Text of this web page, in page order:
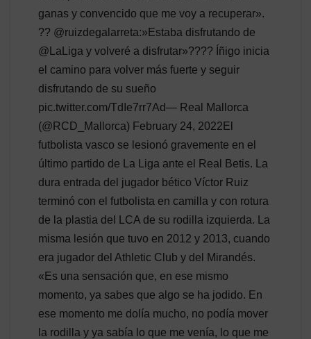
ganas y convencido que me voy a recuperar».
?? @ruizdegalarreta:»Estaba disfrutando de
@LaLiga y volveré a disfrutar»???? Íñigo inicia
el camino para volver más fuerte y seguir
disfrutando de su sueño
pic.twitter.com/TdIe7rr7Ad— Real Mallorca
(@RCD_Mallorca) February 24, 2022El
futbolista vasco se lesionó gravemente en el
último partido de La Liga ante el Real Betis. La
dura entrada del jugador bético Víctor Ruiz
terminó con el futbolista en camilla y con rotura
de la plastia del LCA de su rodilla izquierda. La
misma lesión que tuvo en 2012 y 2013, cuando
era jugador del Athletic Club y del Mirandés.
«Es una sensación que, en ese mismo
momento, ya sabes que algo se ha jodido. En
ese momento me dolía mucho, no podía mover
la rodilla y ya sabía lo que me venía, lo que me